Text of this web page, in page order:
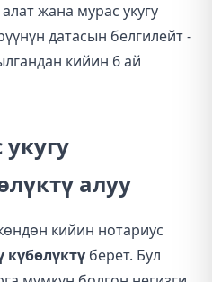
жана мурас укугу
датасын белгилейт -
кийин 6 ай
алуу
кийин нотариус
күбөлүктү берет. Бул